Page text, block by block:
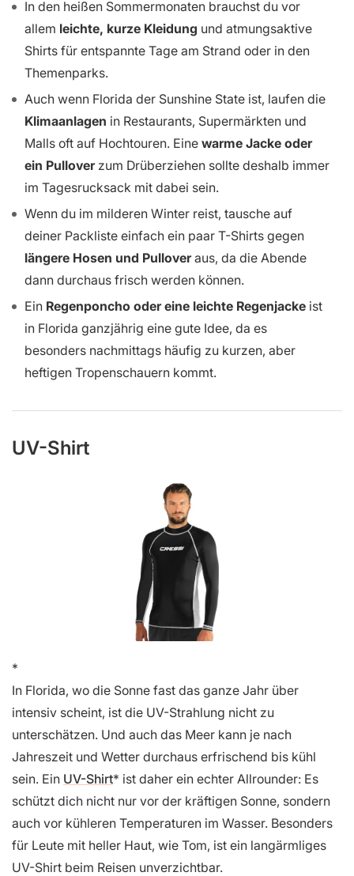
In den heißen Sommermonaten brauchst du vor
allem leichte, kurze Kleidung und atmungsaktive
Shirts für entspannte Tage am Strand oder in den
Themenparks.
Auch wenn Florida der Sunshine State ist, laufen die
Klimaanlagen in Restaurants, Supermärkten und
Malls oft auf Hochtouren. Eine warme Jacke oder
ein Pulloverzum Drüberziehen sollte deshalb immer
im Tagesrucksack mit dabei sein.
Wenn du im milderen Winter reist, tausche auf
deiner Packliste einfach ein paar T-Shirts gegen
längere Hosen und Pulloveraus, da die Abende
dann durchaus frisch werden können.
Ein Regenponcho oder eine leichte Regenjacke ist
in Florida ganzjährig eine gute Idee, da es
besonders nachmittags häufig zu kurzen, aber
heftigen Tropenschauern kommt.
UV-Shirt
In Florida, wo die Sonne fast das ganze Jahr über
intensiv scheint, ist die UV-Strahlung nicht zu
unterschätzen. Und auch das Meer kann je nach
Jahreszeit und Wetter durchaus erfrischend bis kühl
sein. Ein UV-Shirt
ist daher ein echter Allrounder: Es
schützt dich nicht nur vor der kräftigen Sonne, sondern
auch vor kühleren Temperaturen im Wasser. Besonders
für Leute mit heller Haut, wie Tom, ist ein langärmliges
UV-Shirt beim Reisen unverzichtbar.